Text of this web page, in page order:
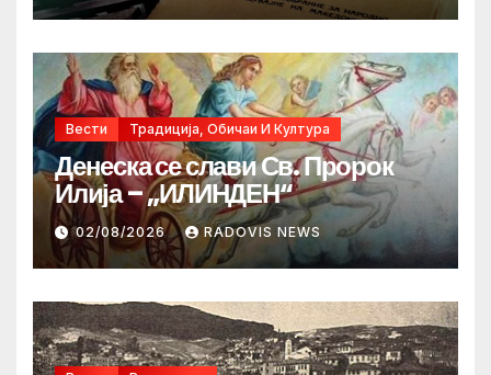
Вести Традиција, Обичаи И Култура
Денеска се слави Св. Пророк
Илија – „ИЛИНДЕН“
02/08/2026 RADOVIS NEWS